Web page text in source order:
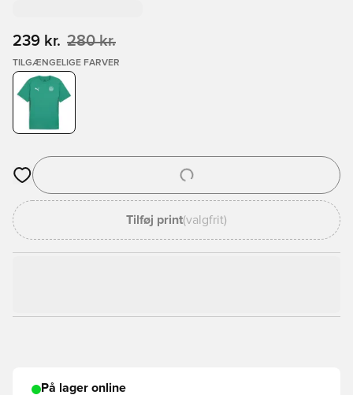
239 kr. 280 kr.
TILGÆNGELIGE FARVER
Åbner en Modal til at logge ind eller tilmelde dig som medlem
Tilføj print(valgfrit)
På lager online